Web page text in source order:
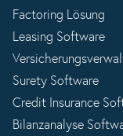
Factoring Lösung
Leasing Software
Surety Software
Credit Insurance
Bilanzanalyse